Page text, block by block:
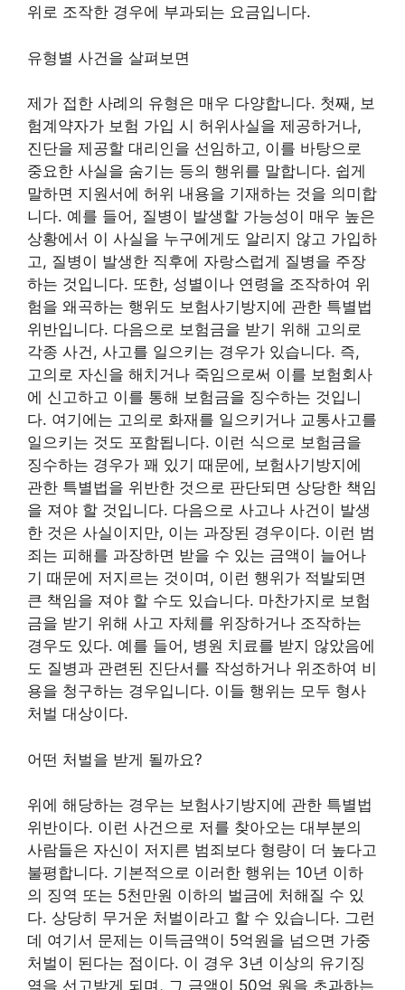
위로 조작한 경우에 부과되는 요금입니다.
유형별 사건을 살펴보면
제가 접한 사례의 유형은 매우 다양합니다. 첫째, 보
험계약자가 보험 가입 시 허위사실을 제공하거나,
진단을 제공할 대리인을 선임하고, 이를 바탕으로
중요한 사실을 숨기는 등의 행위를 말합니다. 쉽게
말하면 지원서에 허위 내용을 기재하는 것을 의미합
니다. 예를 들어, 질병이 발생할 가능성이 매우 높은
상황에서 이 사실을 누구에게도 알리지 않고 가입하
고, 질병이 발생한 직후에 자랑스럽게 질병을 주장
하는 것입니다. 또한, 성별이나 연령을 조작하여 위
험을 왜곡하는 행위도 보험사기방지에 관한 특별법
위반입니다. 다음으로 보험금을 받기 위해 고의로
각종 사건, 사고를 일으키는 경우가 있습니다. 즉,
고의로 자신을 해치거나 죽임으로써 이를 보험회사
에 신고하고 이를 통해 보험금을 징수하는 것입니
다. 여기에는 고의로 화재를 일으키거나 교통사고를
일으키는 것도 포함됩니다. 이런 식으로 보험금을
징수하는 경우가 꽤 있기 때문에, 보험사기방지에
관한 특별법을 위반한 것으로 판단되면 상당한 책임
을 져야 할 것입니다. 다음으로 사고나 사건이 발생
한 것은 사실이지만, 이는 과장된 경우이다. 이런 범
죄는 피해를 과장하면 받을 수 있는 금액이 늘어나
기 때문에 저지르는 것이며, 이런 행위가 적발되면
큰 책임을 져야 할 수도 있습니다. 마찬가지로 보험
금을 받기 위해 사고 자체를 위장하거나 조작하는
경우도 있다. 예를 들어, 병원 치료를 받지 않았음에
도 질병과 관련된 진단서를 작성하거나 위조하여 비
용을 청구하는 경우입니다. 이들 행위는 모두 형사
처벌 대상이다.
어떤 처벌을 받게 될까요?
위에 해당하는 경우는 보험사기방지에 관한 특별법
위반이다. 이런 사건으로 저를 찾아오는 대부분의
사람들은 자신이 저지른 범죄보다 형량이 더 높다고
불평합니다. 기본적으로 이러한 행위는 10년 이하
의 징역 또는 5천만원 이하의 벌금에 처해질 수 있
다. 상당히 무거운 처벌이라고 할 수 있습니다. 그런
데 여기서 문제는 이득금액이 5억원을 넘으면 가중
처벌이 된다는 점이다. 이 경우 3년 이상의 유기징
역을 선고받게 되며, 그 금액이 50억 원을 초과하는